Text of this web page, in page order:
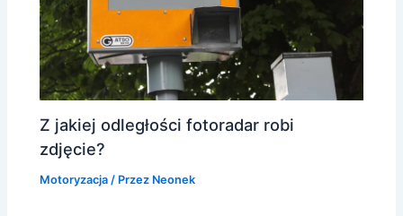
Z jakiej odległości fotoradar robi
zdjęcie?
Motoryzacja / Przez Neonek